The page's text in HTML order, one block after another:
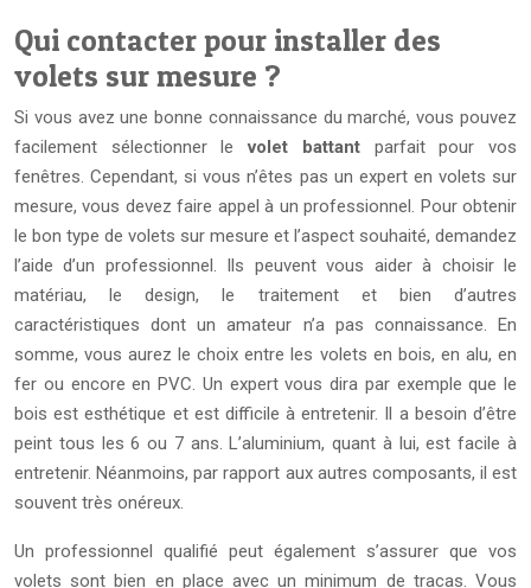
Qui contacter pour installer des
volets sur mesure ?
Si vous avez une bonne connaissance du marché, vous pouvez
facilement sélectionner levolet battantparfait pour vos
fenêtres. Cependant, si vous n’êtes pas un expert en volets sur
mesure, vous devez faire appel à un professionnel. Pour obtenir
le bon type de volets sur mesure et l’aspect souhaité, demandez
l’aide d’un professionnel. Ils peuvent vous aider à choisir le
matériau, le design, le traitement et bien d’autres
caractéristiques dont un amateur n’a pas connaissance. En
somme, vous aurez le choix entre les volets en bois, en alu, en
fer ou encore en PVC. Un expert vous dira par exemple que le
bois est esthétique et est difficile à entretenir. Il a besoin d’être
peint tous les 6 ou 7 ans. L’aluminium, quant à lui, est facile à
entretenir. Néanmoins, par rapport aux autres composants, il est
souvent très onéreux.
Un professionnel qualifié peut également s’assurer que vos
volets sont bien en place avec un minimum de tracas. Vous